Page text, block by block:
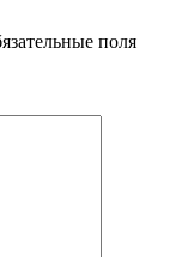
поля